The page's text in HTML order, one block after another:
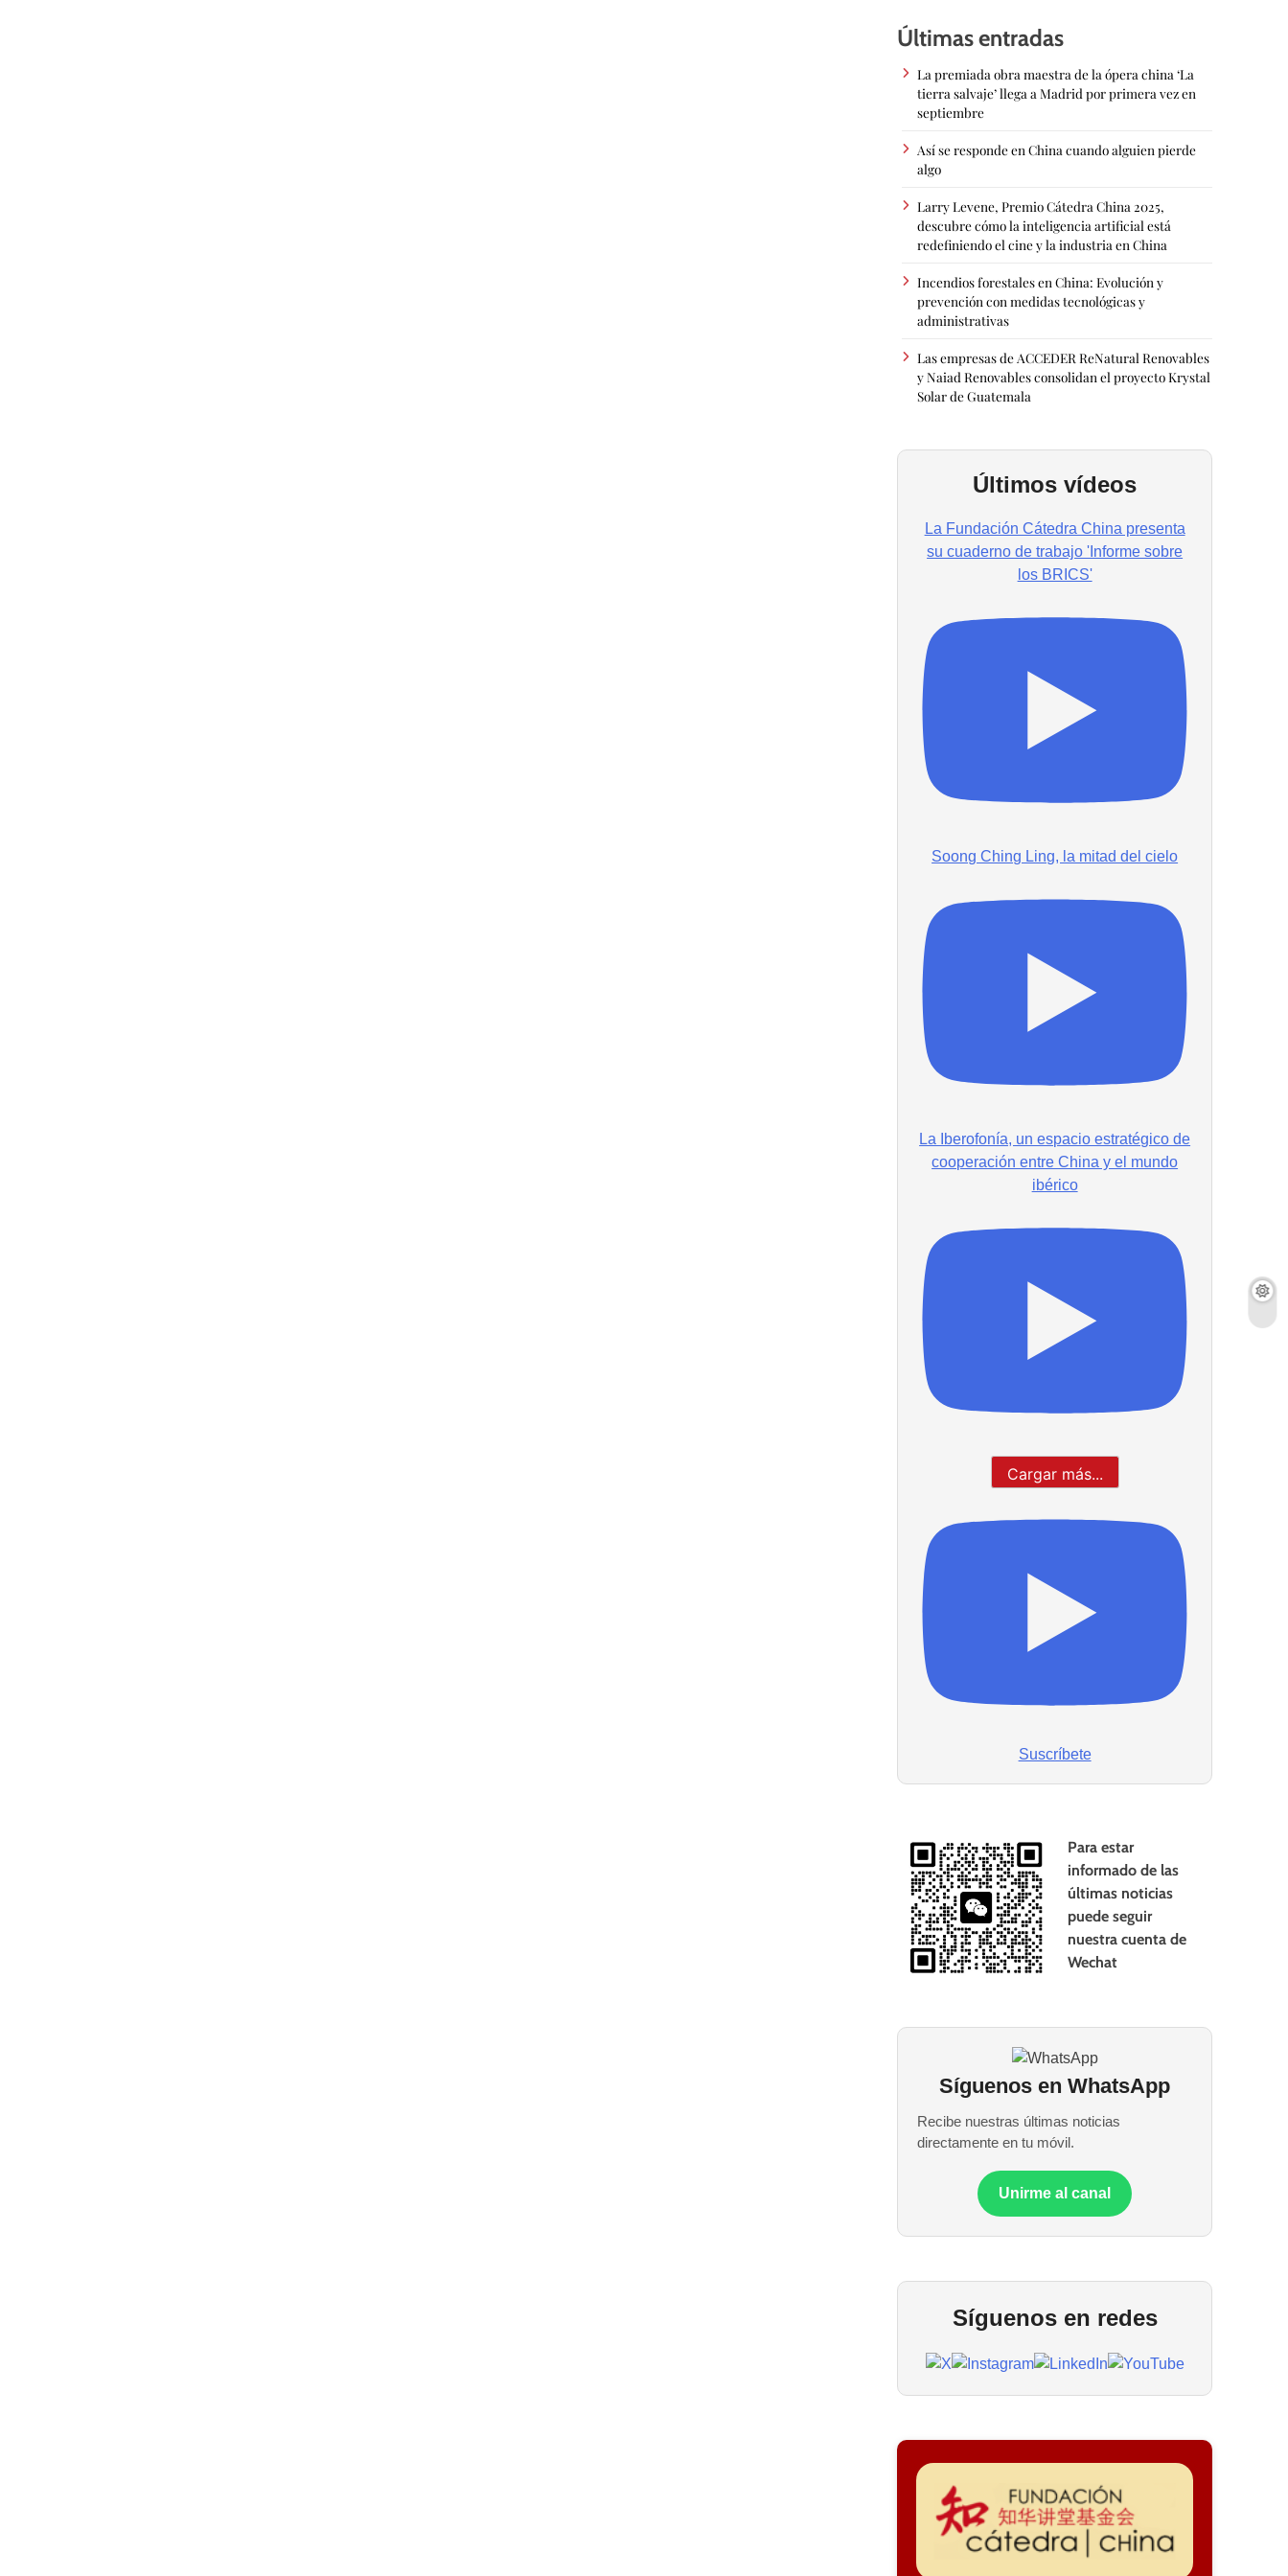
Últimas entradas
La premiada obra maestra de la ópera china ‘La
tierra salvaje’ llega a Madrid por primera vez en
septiembre
Así se responde en China cuando alguien pierde
algo
Larry Levene, Premio Cátedra China 2025,
descubre cómo la inteligencia artificial está
redefiniendo el cine y la industria en China
Incendios forestales en China: Evolución y
prevención con medidas tecnológicas y
administrativas
Las empresas de ACCEDER ReNatural Renovables
y Naiad Renovables consolidan el proyecto Krystal
Solar de Guatemala
Últimos vídeos
La Fundación Cátedra China presenta
su cuaderno de trabajo 'Informe sobre
los BRICS'
Soong Ching Ling, la mitad del cielo
La Iberofonía, un espacio estratégico de
cooperación entre China y el mundo
ibérico
Cargar más...
Suscríbete
Para estar
informado de las
últimas noticias
puede seguir
nuestra cuenta de
Wechat
Síguenos en WhatsApp
Recibe nuestras últimas noticias
directamente en tu móvil.
Unirme al canal
Síguenos en redes